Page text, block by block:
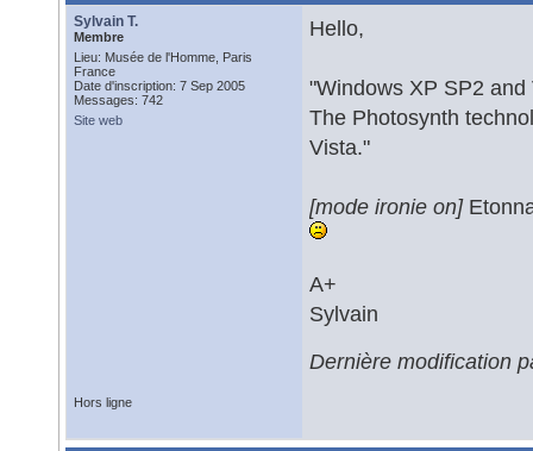
Sylvain T.
Membre
Lieu: Musée de l'Homme, Paris
France
Date d'inscription: 7 Sep 2005
Messages: 742
Site web
Hello,
"Windows XP SP2 and
The Photosynth
Vista."
[mode ironie on]
A+
Sylvain
Dernière modification
Hors ligne